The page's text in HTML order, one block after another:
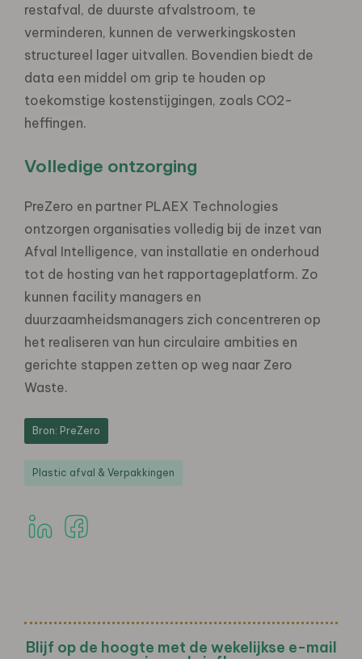
restafval, de duurste afvalstroom, te
verminderen, kunnen de verwerkingskosten
structureel lager uitvallen. Bovendien biedt de
data een middel om grip te houden op
toekomstige kostenstijgingen, zoals CO2-
heffingen.
Volledige ontzorging
PreZero en partner PLAEX Technologies
ontzorgen organisaties volledig bij de inzet van
Afval Intelligence, van installatie en onderhoud
tot de hosting van het rapportageplatform. Zo
kunnen facility managers en
duurzaamheidsmanagers zich concentreren op
het realiseren van hun circulaire ambities en
gerichte stappen zetten op weg naar Zero
Waste.
Bron: PreZero
Plastic afval & Verpakkingen
Blijf op de hoogte met de wekelijkse e-mail